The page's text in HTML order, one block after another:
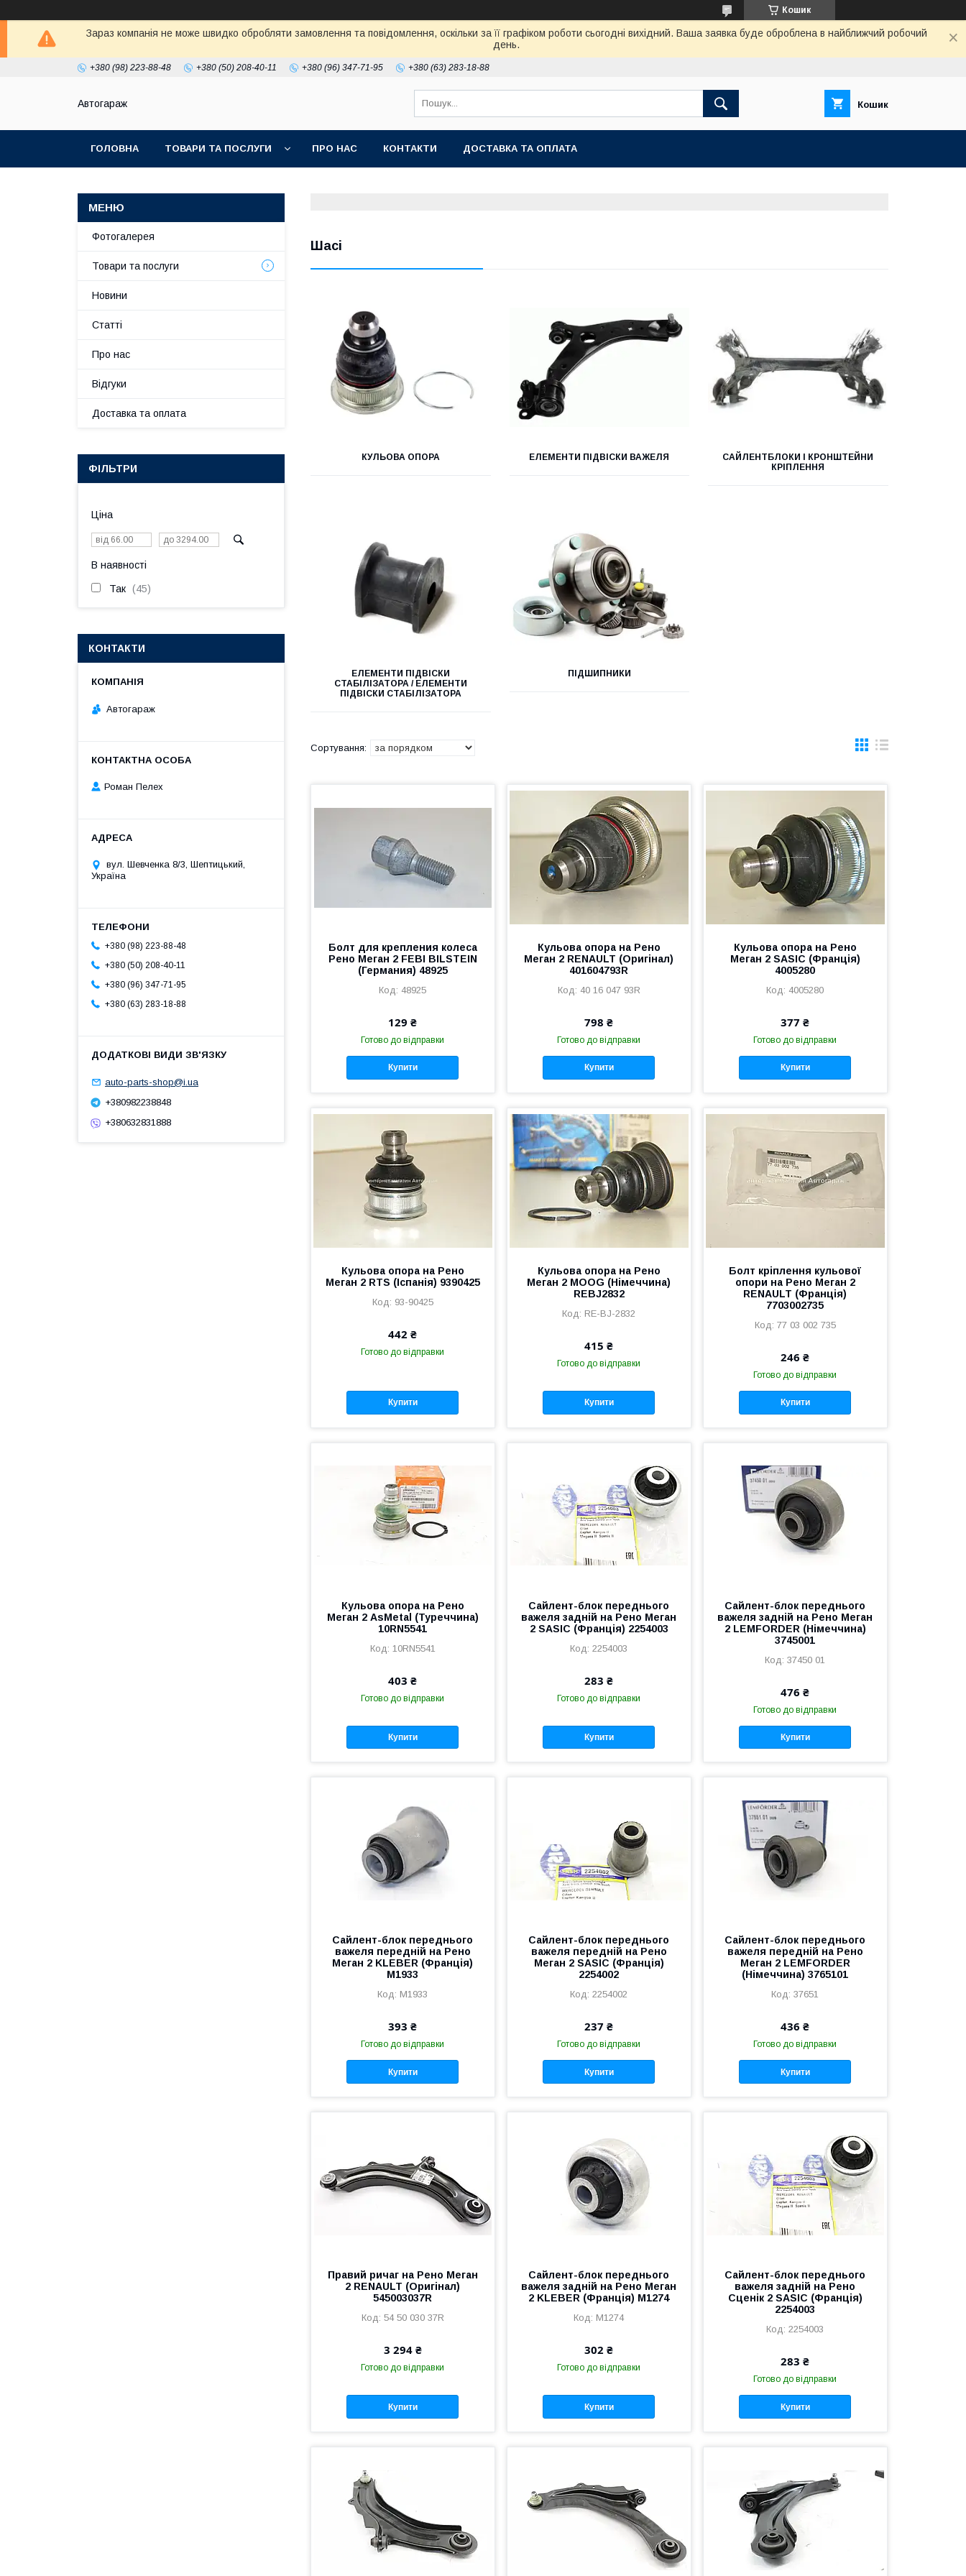
Кошик
Зараз компанія не може швидко обробляти замовлення та повідомлення, оскільки за її графіком роботи сьогодні вихідний. Ваша заявка буде оброблена в найближчий робочий
день.
+380 (98) 223-88-48 +380 (50) 208-40-11 +380 (96) 347-71-95 +380 (63) 283-18-88
Автогараж Кошик
ГОЛОВНА ТОВАРИ ТА ПОСЛУГИ ПРО НАС КОНТАКТИ ДОСТАВКА ТА ОПЛАТА
Шасі
КУЛЬОВА ОПОРА ЕЛЕМЕНТИ ПІДВІСКИ ВАЖЕЛЯ
САЙЛЕНТБЛОКИ І КРОНШТЕЙНИ
КРІПЛЕННЯ
ЕЛЕМЕНТИ ПІДВІСКИ
СТАБІЛІЗАТОРА / ЕЛЕМЕНТИ
ПІДВІСКИ СТАБІЛІЗАТОРА
ПІДШИПНИКИ
Болт для крепления колеса
Рено Меган 2 FEBI BILSTEIN
(Германия) 48925
48925
129 ₴
Готово до відправки
Купити
Кульова опора на Рено
Меган 2 RENAULT (Оригінал)
401604793R
40 16 047 93R
798 ₴
Готово до відправки
Купити
Кульова опора на Рено
Меган 2 SASIC (Франція)
4005280
4005280
377 ₴
Готово до відправки
Купити
Кульова опора на Рено
Меган 2 RTS (Іспанія) 9390425
93-90425
442 ₴
Готово до відправки
Купити
Кульова опора на Рено
Меган 2 MOOG (Німеччина)
REBJ2832
RE-BJ-2832
415 ₴
Готово до відправки
Купити
Болт кріплення кульової
опори на Рено Меган 2
RENAULT (Франція)
7703002735
77 03 002 735
246 ₴
Готово до відправки
Купити
Кульова опора на Рено
Меган 2 AsMetal (Туреччина)
10RN5541
10RN5541
403 ₴
Готово до відправки
Купити
Сайлент-блок переднього
важеля задній на Рено Меган
2 SASIC (Франція) 2254003
2254003
283 ₴
Готово до відправки
Купити
Сайлент-блок переднього
важеля задній на Рено Меган
2 LEMFORDER (Німеччина)
3745001
37450 01
476 ₴
Готово до відправки
Купити
Сайлент-блок переднього
важеля передній на Рено
Меган 2 KLEBER (Франція)
M1933
M1933
393 ₴
Готово до відправки
Купити
Сайлент-блок переднього
важеля передній на Рено
Меган 2 SASIC (Франція)
2254002
2254002
237 ₴
Готово до відправки
Купити
Сайлент-блок переднього
важеля передній на Рено
Меган 2 LEMFORDER
(Німеччина) 3765101
37651
436 ₴
Готово до відправки
Купити
Правий ричаг на Рено Меган
2 RENAULT (Оригінал)
545003037R
54 50 030 37R
3 294 ₴
Готово до відправки
Купити
Сайлент-блок переднього
важеля задній на Рено Меган
2 KLEBER (Франція) M1274
M1274
302 ₴
Готово до відправки
Купити
Сайлент-блок переднього
важеля задній на Рено
Сценік 2 SASIC (Франція)
2254003
2254003
283 ₴
Готово до відправки
Купити
Фотогалерея
Товари та послуги
Новини
Статті
Про нас
Відгуки
Доставка та оплата
ФІЛЬТРИ
Ціна
В наявності
Так 45
КОНТАКТИ
Автогараж
Роман Пелех
вул. Шевченка 8/3, Шептицький,
Україна
+380 (98) 223-88-48
+380 (50) 208-40-11
+380 (96) 347-71-95
+380 (63) 283-18-88
auto-parts-shop@i.ua
+380982238848
+380632831888